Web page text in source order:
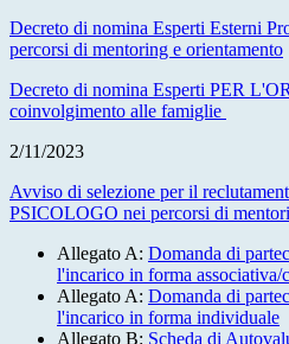
Decreto di nomina Esperti Esterni
percorsi di mentoring e orientamento
Decreto di nomina Esperti PER
coinvolgimento alle famiglie
2/11/2023
Avviso di selezione per il
PSICOLOGO nei percorsi di
Allegato A: Domanda di
l'incarico in forma associativa/
Allegato A: Domanda di
l'incarico in forma individuale
Allegato B: Scheda di